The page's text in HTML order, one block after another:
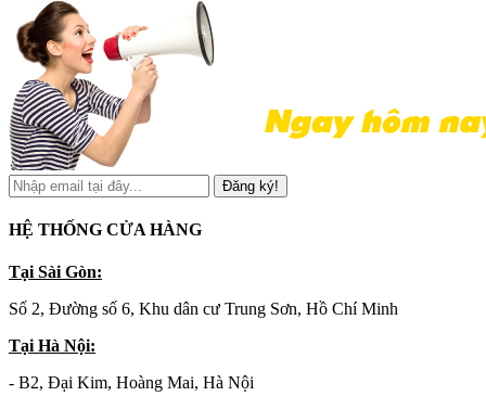
Đăng ký!
HỆ THỐNG CỬA HÀNG
Tại Sài Gòn:
Số 2, Đường số 6, Khu dân cư Trung Sơn, Hồ Chí Minh
Tại Hà Nội:
- B2, Đại Kim, Hoàng Mai, Hà Nội